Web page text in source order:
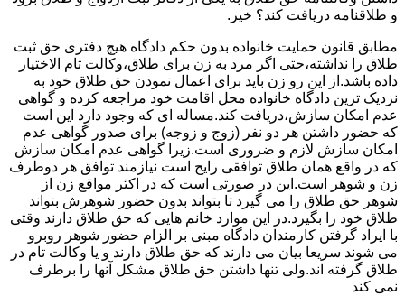
و طلاقنامه دریافت کند؟ خیر.
مطابق قانون حمایت خانواده بدون حکم دادگاه هیچ دفتری حق ثبت
طلاق را نداشته،حتی اگر مرد به زن برای طلاق،وکالت تام الاختیار
داده باشد.از این رو زن باید برای اعمال نمودن حق طلاق خود به
نزدیک ترین دادگاه خانواده محل اقامت خود مراجعه کرده و گواهی
عدم امکان سازش،دریافت کند.مساله ای که وجود دارد این است
که حضور داشتن هر دو نفر (زوج و زوجه) برای صدور گواهی عدم
امکان سازش لازم و ضروری است.زیرا گواهی عدم امکان سازش
که در واقع همان طلاق توافقی رایج است نیازمند توافق هر دوطرف
زن و شوهر است.این در صورتی است که در اکثر مواقع زن از
شوهر حق طلاق را می گیرد تا بتواند بدون حضور شوهرش بتواند
طلاق خود را بگیرد.در این موارد خانم هایی که حق طلاق دارند وقتی
با ایراد گرفتن کارمندان دادگاه مبنی بر الزام حضور شوهر روبرو
می شوند سریعا بیان می دارند که حق طلاق دارند و یا وکالت تام در
طلاق گرفته اند.ولی تنها داشتن حق طلاق مشکل آنها را برطرف
نمی کند